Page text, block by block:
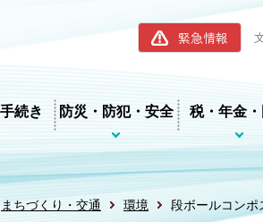
筑西市ホームペー
緊急情報
続き 防災・防犯・安全 税・年金
まちづくり・交通 環境 段ボールコンポ